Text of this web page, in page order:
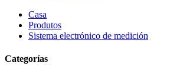
Casa
Produtos
Sistema electrónico de medición
Categorías